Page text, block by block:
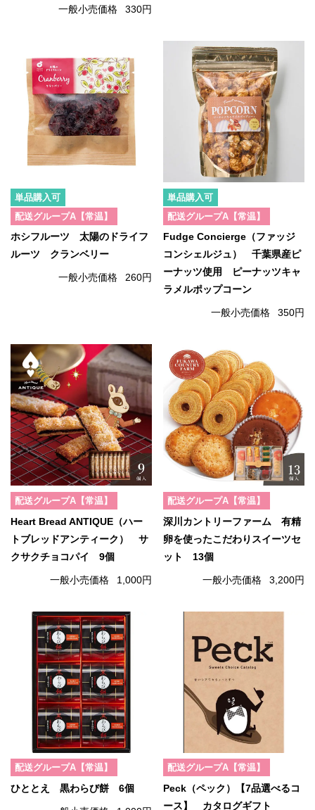
一般小売価格 330円
単品購入可
配送グループA【常温】
ホシフルーツ 太陽のドライフ
ルーツ クランベリー
一般小売価格 260円
単品購入可
配送グループA【常温】
Fudge Concierge（ファッジ
コンシェルジュ） 千葉県産ピ
ーナッツ使用 ピーナッツキャ
ラメルポップコーン
一般小売価格 350円
配送グループA【常温】
Heart Bread ANTIQUE（ハー
トブレッドアンティーク） サ
クサクチョコパイ 9個
一般小売価格 1,000円
配送グループA【常温】
深川カントリーファーム 有精
卵を使ったこだわりスイーツセ
ット 13個
一般小売価格 3,200円
配送グループA【常温】
ひととえ 黒わらび餅 6個
配送グループA【常温】
Peck（ペック）【7品選べるコ
ース】 カタログギフト